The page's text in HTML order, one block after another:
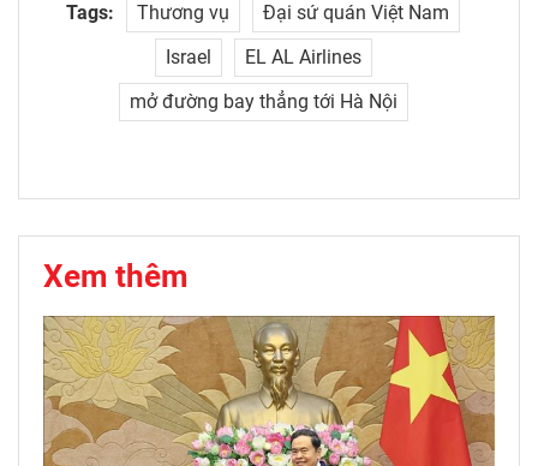
Tags: Thương vụ
Đại sứ quán Việt Nam
Israel
EL AL Airlines
mở đường bay thẳng tới Hà Nội
Xem thêm